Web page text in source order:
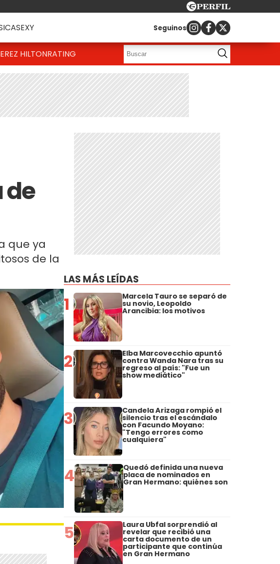
SEXY Seguinos
HILTONRATING
de
que ya
de la
LAS MÁS LEÍDAS
1 Marcela Tauro se separó de
su novio, Leopoldo
Arancibia: los motivos
2 Elba Marcovecchio apuntó
contra Wanda Nara tras su
regreso al país: "Fue un
show mediático"
3 Candela Arizaga rompió el
silencio tras el escándalo
con Facundo Moyano:
"Tengo errores como
cualquiera"
4 Quedó definida una nueva
placa de nominados en
Gran Hermano: quiénes son
5 Laura Ubfal sorprendió al
revelar que recibió una
carta documento de un
participante que continúa
en Gran Hermano